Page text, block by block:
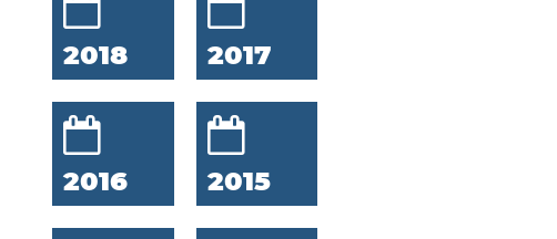
2018 2017
2016 2015